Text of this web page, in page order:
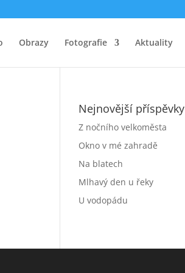
Obrazy Fotografie Aktuality
Nejnovější příspěvky
Z nočního velkoměsta
Okno v mé zahradě
Na blatech
Mlhavý den u řeky
U vodopádu